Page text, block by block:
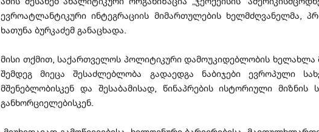
ევროატლანტიკური ინტეგრაციის მიმართულების ხელმძღვანელმა,
ხათუნა ბურკაძემ განაცხადა.
მისი თქმით, საქართველოს პოლიტიკური დამოუკიდებლობის ხელახლა
შემდეგ მიეცა შესაძლებლობა გადაედგა ნაბიჯები ევროპული
მშენებლობისკენ და შესაბამისად, წინაპრების ისტორიული
განხორციელებისკენ.